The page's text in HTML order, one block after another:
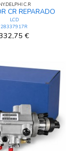
C.R
CR REPARADO
LCD
28337917R
€